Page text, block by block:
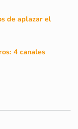
de aplazar el
4 canales